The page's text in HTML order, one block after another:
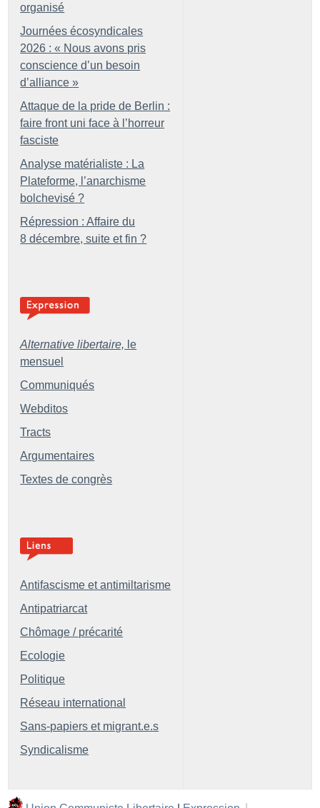
organisé
Journées écosyndicales
2026 : « Nous avons pris
conscience d’un besoin
d’alliance »
Attaque de la pride de Berlin :
faire front uni face à l’horreur
fasciste
Analyse matérialiste : La
Plateforme, l’anarchisme
bolchevisé ?
Répression : Affaire du
8 décembre, suite et fin ?
Alternative libertaire, le
mensuel
Communiqués
Webditos
Tracts
Argumentaires
Textes de congrès
Antifascisme et antimiltarisme
Antipatriarcat
Chômage / précarité
Ecologie
Politique
Réseau international
Sans-papiers et migrant.e.s
Syndicalisme